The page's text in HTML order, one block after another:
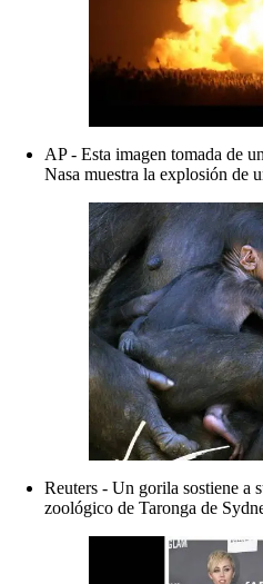
AP - Esta imagen tomada de
Nasa muestra la explosión de
Reuters - Un gorila sostiene a
zoológico de Taronga de